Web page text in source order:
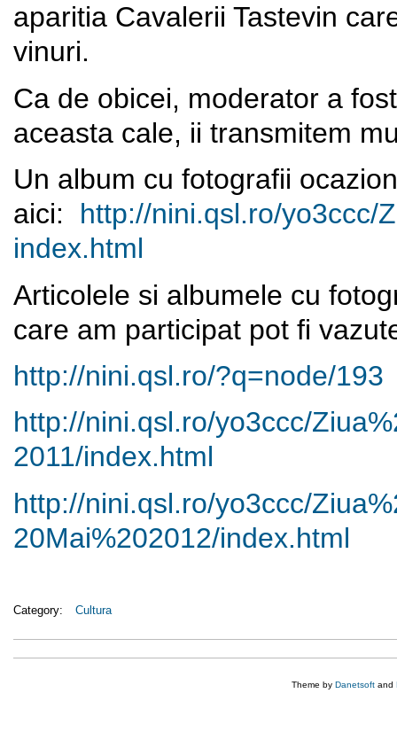
aparitia Cavalerii Tastevin
vinuri.
Ca de obicei, moderator a
aceasta cale, ii transmitem
Un album cu fotografii
aici: http://nini.qsl.ro/yo3ccc/
index.html
Articolele si albumele cu
care am participat pot fi
http://nini.qsl.ro/?q=node/193
http://nini.qsl.ro/yo3ccc/
2011/index.html
http://nini.qsl.ro/yo3ccc/
20Mai%202012/index.html
Category: Cultura
Theme by Danetsoft and